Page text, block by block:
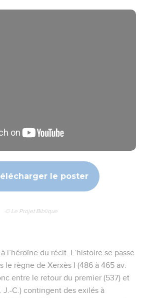
le poster
© Le Projet Biblique
l’héroïne du récit. L’histoire se passe
le règne de Xerxès I (486 à 465 av.
entre le retour du premier (537) et
J.-C.) contingent des exilés à